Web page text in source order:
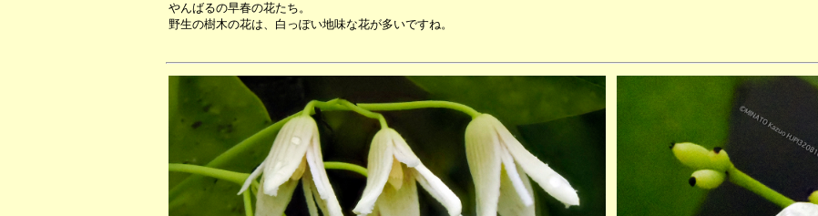
やんばるの早春の花たち。
野生の樹木の花は、白っぽい地味な花が多いですね。